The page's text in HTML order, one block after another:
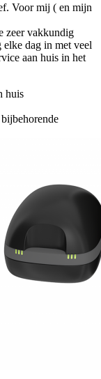
Voor mij ( en mijn
zeer vakkundig
dag in met veel
aan huis in het
huis